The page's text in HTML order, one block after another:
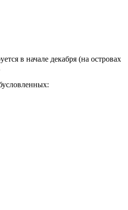
в начале декабря (на островах